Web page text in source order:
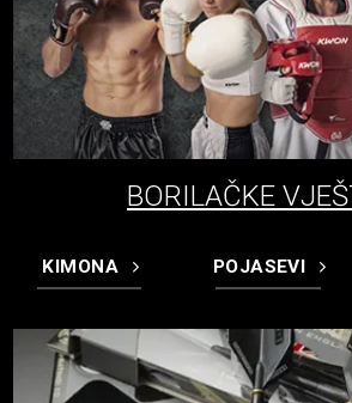
BORILAČKE
KIMONA POJASEVI